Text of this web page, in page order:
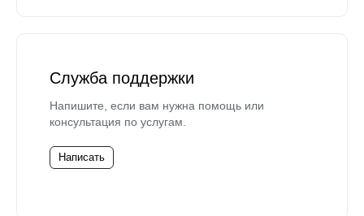
Служба поддержки
Напишите, если вам нужна помощь или
консультация по услугам.
Написать